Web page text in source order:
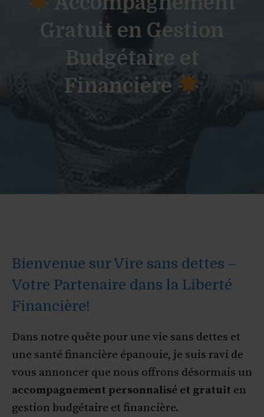
Gratuit en Gestion
Budgétaire et
Financière
Bienvenue sur Vire sans dettes –
Votre Partenaire dans la Liberté
Financière!
Dans notre quête pour une vie sans dettes et
une santé financière épanouie, je suis ravi de
vous annoncer que nous offrons désormais un
accompagnement personnalisé et gratuit en
gestion budgétaire et financière.